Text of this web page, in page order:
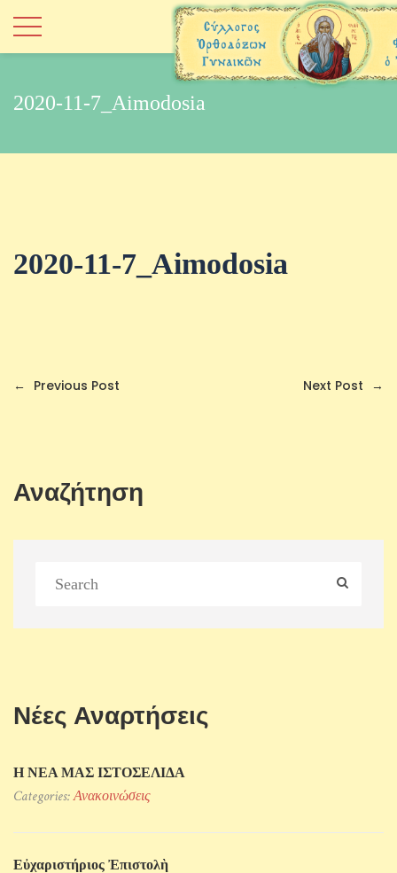
2020-11-7_Aimodosia
2020-11-7_Aimodosia
← Previous Post Next Post →
Αναζήτηση
Νέες Αναρτήσεις
Η ΝΕΑ ΜΑΣ ΙΣΤΟΣΕΛΙΔΑ
Categories:Ανακοινώσεις
Εὐχαριστήριος Ἐπιστολὴ